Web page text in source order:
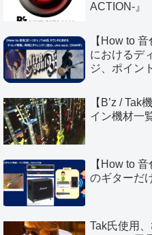
ACTION-』
【How to
におけるデ
ジ、ポイン
【B’z / Tak
イン機材一
【How to
のギターだ
Tak氏使用